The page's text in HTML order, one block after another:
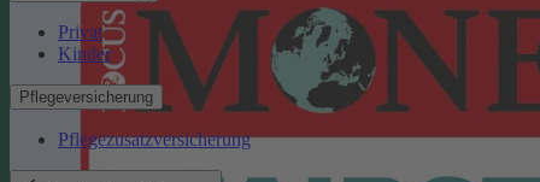
Privat
Kinder
Pflegeversicherung
Pflegezusatzversicherung